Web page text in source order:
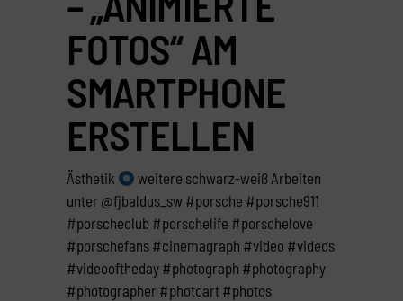
FOTOS“ AM
SMARTPHONE
ERSTELLEN
Ästhetik
weitere schwarz-weiß Arbeiten
unter @fjbaldus_sw #porsche #porsche911
#porscheclub #porschelife #porschelove
#porschefans #cinemagraph #video #videos
#videooftheday #photograph #photography
#photographer #photoart #photos